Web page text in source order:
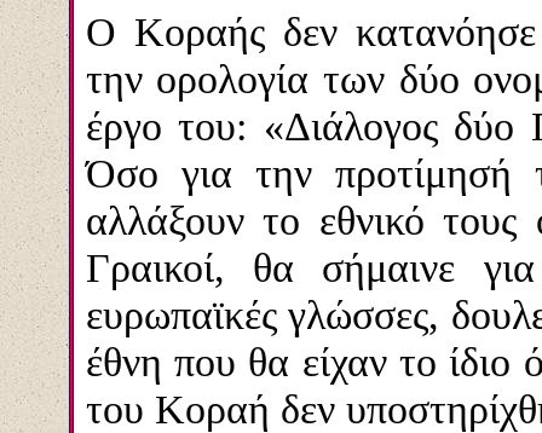
Ο Κοραής δεν
την ορολογία των δύο
έργο του: «Διάλογος δύο
Όσο για την προτίμησή
αλλάξουν το εθνικό
Γραικοί, θα σήμαινε
ευρωπαϊκές γλώσσες,
έθνη που θα είχαν το
του Κοραή δεν